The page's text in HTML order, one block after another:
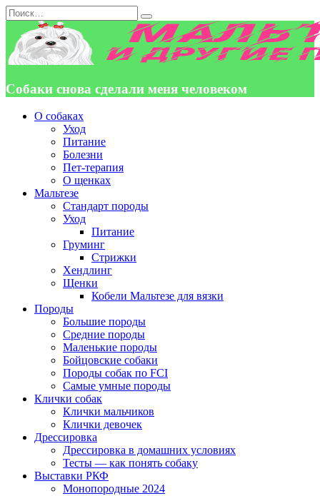
Перейти
к
содержанию
Search
for:
Собаки снова сделали меня человеком
О собаках
Уход
Питание
Болезни
Пет-терапия
О щенках
Мальтезе
Стандарт породы
Уход
Питание
Груминг
Стрижки
Хендлинг
Щенки
Кобели Мальтезе для вязки
Породы
Большие породы
Средние породы
Маленькие породы
Бойцовские собаки
Породы собак по FCI
Самые умные породы
Клички собак
Клички мальчиков
Клички девочек
Дрессировка
Дрессировка в домашних условиях
Тесты — как понять собаку
Выставки РКФ
Монопородные 2024